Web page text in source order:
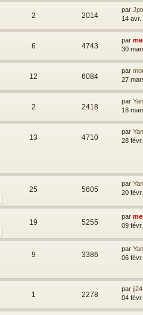
2 2014
par
14 avr.
6 4743
par
30
12 6084
par
27
2 2418
par
18
13 4710
par
28
25 5605
par
20
19 5255
par
09
9 3386
par
06
1 2278
par jj24
04